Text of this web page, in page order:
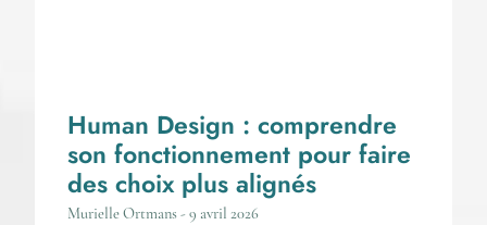
Human Design : comprendre
son fonctionnement pour faire
des choix plus alignés
Murielle Ortmans 9 avril 2026